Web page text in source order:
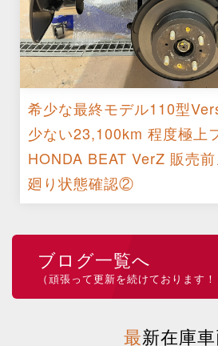
希少な最終モデル110型
少ない23,100km 程度極上
HONDA BEAT VerZ 販売
廻り状態確認②
ブログ一覧へ
（頑張って更新を続けております！
最新在庫